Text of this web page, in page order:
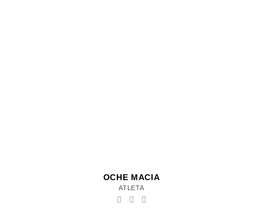
OCHE MACIA
ATLETA